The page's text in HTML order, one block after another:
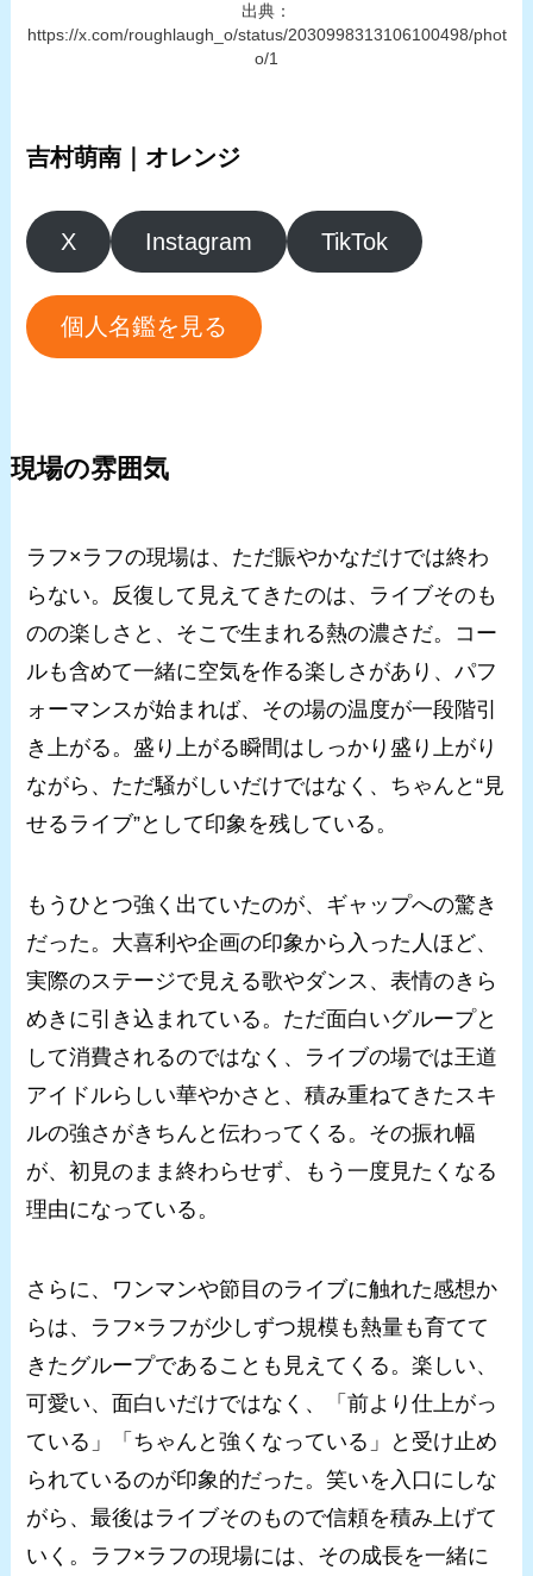
出典：
https://x.com/roughlaugh_o/status/2030998313106100498/phot
o/1
吉村萌南｜オレンジ
X Instagram TikTok
個人名鑑を見る
現場の雰囲気
ラフ×ラフの現場は、ただ賑やかなだけでは終わ
らない。反復して見えてきたのは、ライブそのも
のの楽しさと、そこで生まれる熱の濃さだ。コー
ルも含めて一緒に空気を作る楽しさがあり、パフ
ォーマンスが始まれば、その場の温度が一段階引
き上がる。盛り上がる瞬間はしっかり盛り上がり
ながら、ただ騒がしいだけではなく、ちゃんと“見
せるライブ”として印象を残している。
もうひとつ強く出ていたのが、ギャップへの驚き
だった。大喜利や企画の印象から入った人ほど、
実際のステージで見える歌やダンス、表情のきら
めきに引き込まれている。ただ面白いグループと
して消費されるのではなく、ライブの場では王道
アイドルらしい華やかさと、積み重ねてきたスキ
ルの強さがきちんと伝わってくる。その振れ幅
が、初見のまま終わらせず、もう一度見たくなる
理由になっている。
さらに、ワンマンや節目のライブに触れた感想か
らは、ラフ×ラフが少しずつ規模も熱量も育てて
きたグループであることも見えてくる。楽しい、
可愛い、面白いだけではなく、「前より仕上がっ
ている」「ちゃんと強くなっている」と受け止め
られているのが印象的だった。笑いを入口にしな
がら、最後はライブそのもので信頼を積み上げて
いく。ラフ×ラフの現場には、その成長を一緒に